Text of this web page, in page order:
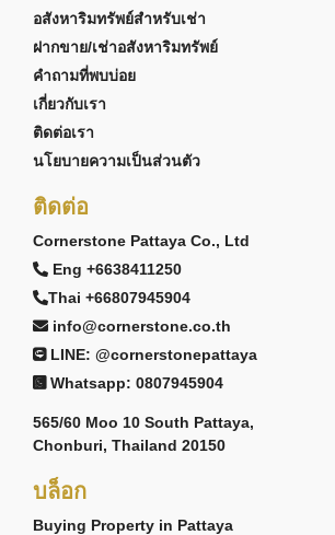
อสังหาริมทรัพย์สำหรับเช่า
ฝากขาย/เช่าอสังหาริมทรัพย์
คำถามที่พบบ่อย
เกี่ยวกับเรา
ติดต่อเรา
นโยบายความเป็นส่วนตัว
ติดต่อ
Cornerstone Pattaya Co., Ltd
Eng +6638411250
Thai +66807945904
info@cornerstone.co.th
LINE: @cornerstonepattaya
Whatsapp: 0807945904
565/60 Moo 10 South Pattaya,
Chonburi, Thailand 20150
บล็อก
Buying Property in Pattaya